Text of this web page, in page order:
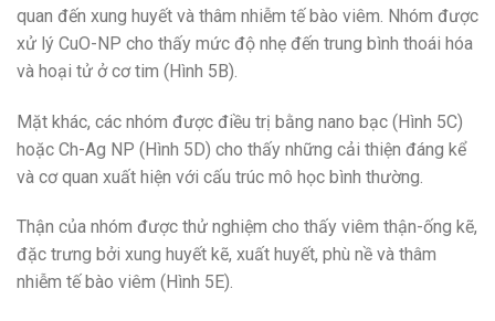
quan đến xung huyết và thâm nhiễm tế bào viêm. Nhóm được
xử lý CuO-NP cho thấy mức độ nhẹ đến trung bình thoái hóa
và hoại tử ở cơ tim (Hình 5B).
Mặt khác, các nhóm được điều trị bằng nano bạc (Hình 5C)
hoặc Ch-Ag NP (Hình 5D) cho thấy những cải thiện đáng kể
và cơ quan xuất hiện với cấu trúc mô học bình thường.
Thận của nhóm được thử nghiệm cho thấy viêm thận-ống kẽ,
đặc trưng bởi xung huyết kẽ, xuất huyết, phù nề và thâm
nhiễm tế bào viêm (Hình 5E).